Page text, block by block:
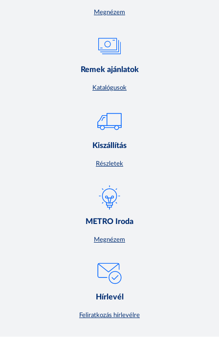
Megnézem
Remek ajánlatok
Katalógusok
Kiszállítás
Részletek
METRO Iroda
Megnézem
Hírlevél
Feliratkozás hírlevélre